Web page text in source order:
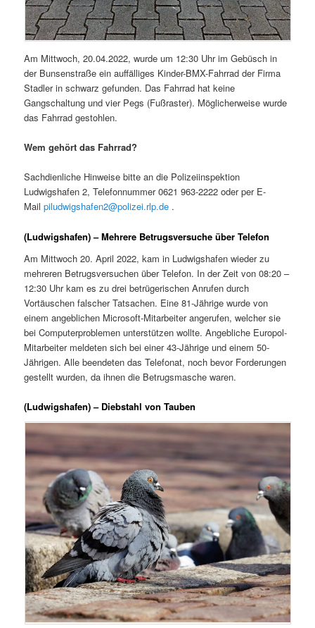
Am Mittwoch, 20.04.2022, wurde um 12:30 Uhr im Gebüsch in
der Bunsenstraße ein auffälliges Kinder-BMX-Fahrrad der Firma
Stadler in schwarz gefunden. Das Fahrrad hat keine
Gangschaltung und vier Pegs (Fußraster). Möglicherweise wurde
das Fahrrad gestohlen.
Wem gehört das Fahrrad?
Sachdienliche Hinweise bitte an die Polizeiinspektion
Ludwigshafen 2, Telefonnummer 0621 963-2222 oder per E-
Mailpiludwigshafen2@polizei.rlp.de .
(Ludwigshafen) – Mehrere Betrugsversuche über Telefon
Am Mittwoch 20. April 2022, kam in Ludwigshafen wieder zu
mehreren Betrugsversuchen über Telefon. In der Zeit von 08:20 –
12:30 Uhr kam es zu drei betrügerischen Anrufen durch
Vortäuschen falscher Tatsachen. Eine 81-Jährige wurde von
einem angeblichen Microsoft-Mitarbeiter angerufen, welcher sie
bei Computerproblemen unterstützen wollte. Angebliche Europol-
Mitarbeiter meldeten sich bei einer 43-Jährige und einem 50-
Jährigen. Alle beendeten das Telefonat, noch bevor Forderungen
gestellt wurden, da ihnen die Betrugsmasche waren.
(Ludwigshafen) – Diebstahl von Tauben